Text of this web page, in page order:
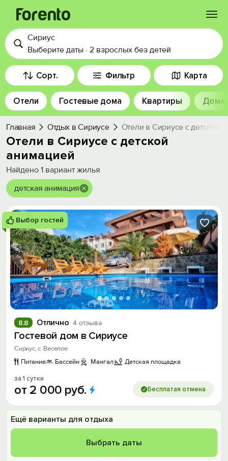
Войти
Избранное
История просмотра
Добавить свой объект
Сириус
Выберите даты · 2 взрослых без детей
Сорт. Фильтр Карта
Отели Гостевые дома Квартиры Дома
Главная Отдых в Сириусе Отели в Сириусе с детской
Отели в Сириусе с детской
анимацией
Найдено 1 вариант жилья
детская анимация
Выбор гостей
Отлично 4 отзыва
8.8
Гостевой дом в Сириусе
Сириус, с. Веселое
Питание
Бассейн Мангал Детская площадка
за 1 сутки
от 2 000 руб. Бесплатая отмена
Ещё варианты для отдыха
Выбрать даты